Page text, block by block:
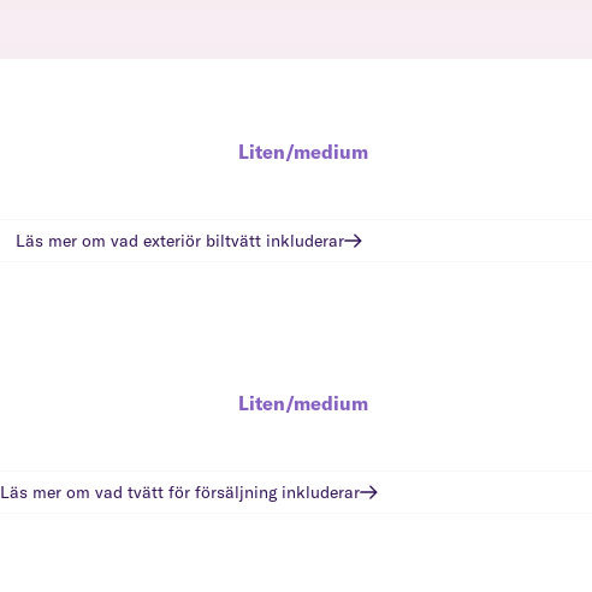
Liten/medium
Läs mer om vad exteriör biltvätt inkluderar
Liten/medium
Läs mer om vad tvätt för försäljninginkluderar